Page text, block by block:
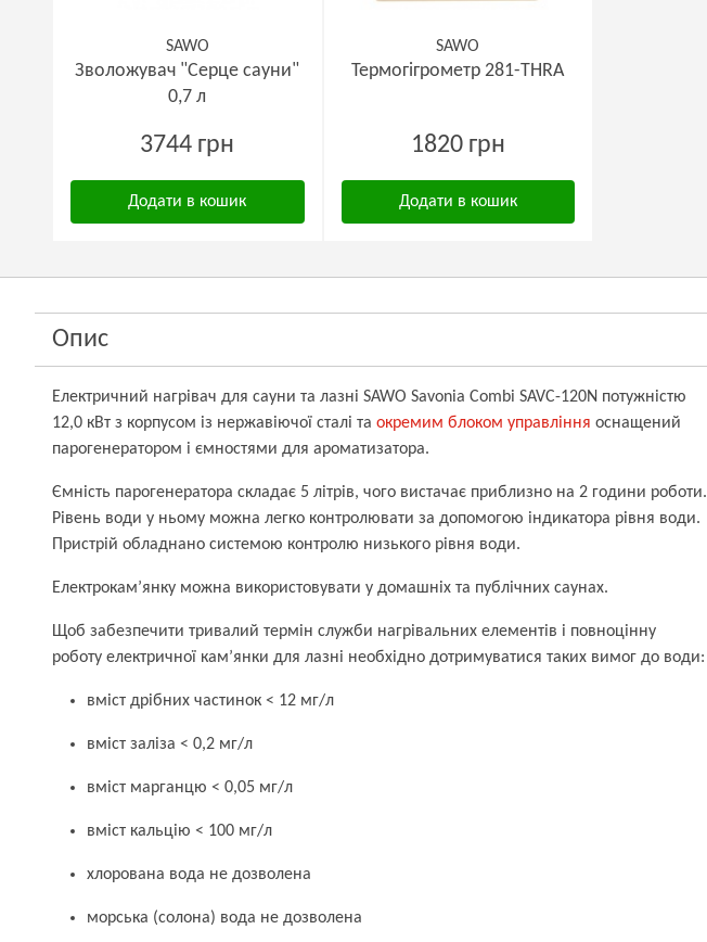
SAWO
Зволожувач "Серце сауни"
0,7 л
3744 грн
Додати в кошик
SAWO
Термогігрометр 281-THRA
1820 грн
Додати в кошик
Опис
Електричний нагрівач для сауни та лазні SAWO Savonia Combi SAVC-120N потужністю
12,0 кВт з корпусом із нержавіючої сталі та окремим блоком управління оснащений
парогенератором і ємностями для ароматизатора.
Ємність парогенератора складає 5 літрів, чого вистачає приблизно на 2 години роботи.
Рівень води у ньому можна легко контролювати за допомогою індикатора рівня води.
Пристрій обладнано системою контролю низького рівня води.
Електрокам’янку можна використовувати у домашніх та публічних саунах.
Щоб забезпечити тривалий термін служби нагрівальних елементів і повноцінну
роботу електричної кам’янки для лазні необхідно дотримуватися таких вимог до води:
вміст дрібних частинок < 12 мг/л
вміст заліза < 0,2 мг/л
вміст марганцю < 0,05 мг/л
вміст кальцію < 100 мг/л
хлорована вода не дозволена
морська (солона) вода не дозволена